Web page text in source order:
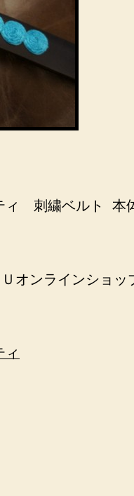
ィ 刺繍ベルト 本
オンラインショ
ィ